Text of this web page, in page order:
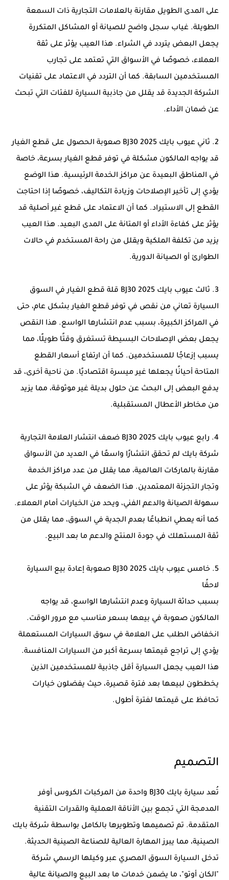
على المدى الطويل مقارنة بالعلامات التجارية ذات السمعة
الطويلة. غياب سجل واضح للصيانة أو المشاكل المتكررة
يجعل البعض يتردد في الشراء. هذا العيب يؤثر على ثقة
العملاء، خصوصًا في الأسواق التي تعتمد على تجارب
المستخدمين السابقة. كما أن التردد في الاعتماد على تقنيات
الشركة الجديدة قد يقلل من جاذبية السيارة للفئات التي تبحث
عن ضمان الأداء.
2. ثاني عيوب بايك BJ30 2025 صعوبة الحصول على قطع الغيار
قد يواجه المالكون مشكلة في توفر قطع الغيار بسرعة، خاصة
في المناطق البعيدة عن مراكز الخدمة الرئيسية. هذا الوضع
يؤدي إلى تأخير الإصلاحات وزيادة التكاليف، خصوصًا إذا احتاجت
القطع إلى الاستيراد. كما أن الاعتماد على قطع غير أصلية قد
يؤثر على كفاءة الأداء أو المتانة على المدى البعيد. هذا العيب
يزيد من تكلفة الملكية ويقلل من راحة المستخدم في حالات
الطوارئ أو الصيانة الدورية.
3. ثالث عيوب بايك BJ30 2025 قلة قطع الغيار في السوق
السيارة تعاني من نقص في توفر قطع الغيار بشكل عام، حتى
في المراكز الكبيرة، بسبب عدم انتشارها الواسع. هذا النقص
يجعل بعض الإصلاحات البسيطة تستغرق وقتًا طويلًا، مما
يسبب إزعاجًا للمستخدمين. كما أن ارتفاع أسعار القطع
المتاحة أحيانًا يجعلها غير ميسرة اقتصاديًا. من ناحية أخرى، قد
يدفع البعض إلى البحث عن حلول بديلة غير موثوقة، مما يزيد
من مخاطر الأعطال المستقبلية.
4. رابع عيوب بايك BJ30 2025 ضعف انتشار العلامة التجارية
شركة بايك لم تحقق انتشارًا واسعًا في العديد من الأسواق
مقارنة بالماركات العالمية، مما يقلل من عدد مراكز الخدمة
وتجار التجزئة المعتمدين. هذا الضعف في الشبكة يؤثر على
سهولة الصيانة والدعم الفني، ويحد من الخيارات أمام العملاء.
كما أنه يعطي انطباعًا بعدم الجدية في السوق، مما يقلل من
ثقة المستهلك في جودة المنتج والدعم ما بعد البيع.
5. خامس عيوب بايك BJ30 2025 صعوبة إعادة بيع السيارة
لاحقًا
بسبب حداثة السيارة وعدم انتشارها الواسع، قد يواجه
المالكون صعوبة في بيعها بسعر مناسب مع مرور الوقت.
انخفاض الطلب على العلامة في سوق السيارات المستعملة
يؤدي إلى تراجع قيمتها بسرعة أكبر من السيارات المنافسة.
هذا العيب يجعل السيارة أقل جاذبية للمستخدمين الذين
يخططون لبيعها بعد فترة قصيرة، حيث يفضلون خيارات
تحافظ على قيمتها لفترة أطول.
التصميم
تُعد سيارة بايك BJ30 واحدة من المركبات الكروس أوفر
المدمجة التي تجمع بين الأناقة العملية والقدرات التقنية
المتقدمة. تم تصميمها وتطويرها بالكامل بواسطة شركة بايك
الصينية، مما يبرز المهارة العالية للصناعة الصينية الحديثة.
تدخل السيارة السوق المصري عبر وكيلها الرسمي شركة
"الكان أوتو"، ما يضمن خدمات ما بعد البيع والصيانة عالية